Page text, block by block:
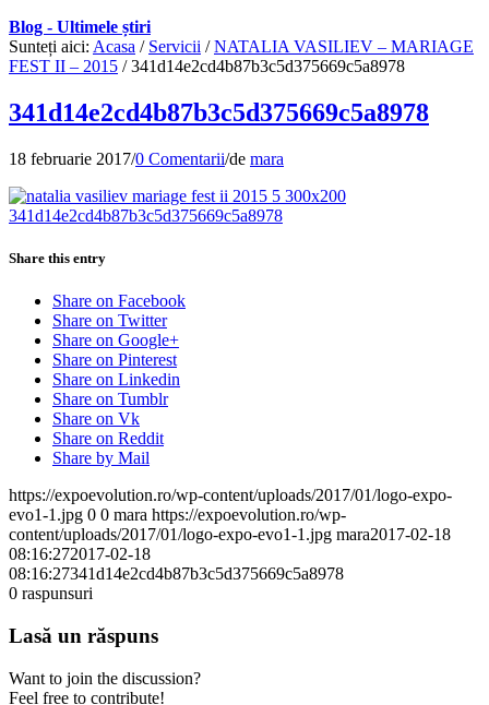
Blog - Ultimele știri
Sunteți aici: Acasa / Servicii / NATALIA VASILIEV – MARIAGE
FEST II – 2015 / 341d14e2cd4b87b3c5d375669c5a8978
341d14e2cd4b87b3c5d375669c5a8978
18 februarie 2017/0 Comentarii/de mara
Share this entry
Share on Facebook
Share on Twitter
Share on Google+
Share on Pinterest
Share on Linkedin
Share on Tumblr
Share on Vk
Share on Reddit
Share by Mail
https://expoevolution.ro/wp-content/uploads/2017/01/logo-expo-
evo1-1.jpg 0 0 mara https://expoevolution.ro/wp-
content/uploads/2017/01/logo-expo-evo1-1.jpg mara2017-02-18
08:16:272017-02-18
08:16:27341d14e2cd4b87b3c5d375669c5a8978
0 raspunsuri
Lasă un răspuns
Want to join the discussion?
Feel free to contribute!